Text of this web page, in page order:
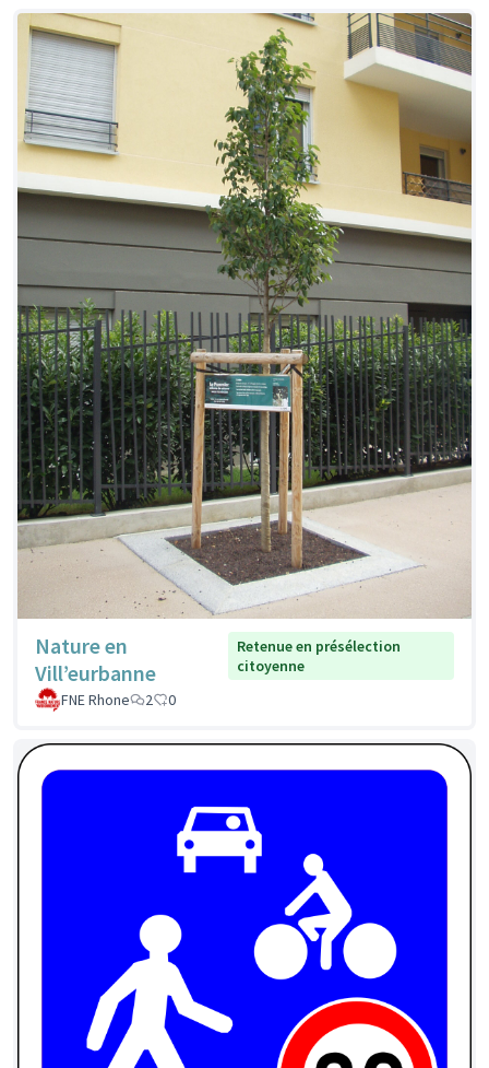
Nature en
Vill’eurbanne
Retenue en présélection
citoyenne
FNE Rhone
2 0